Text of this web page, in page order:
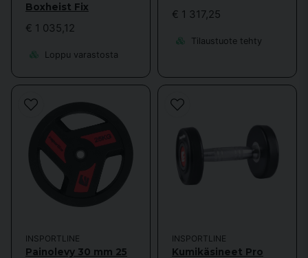
Boxheist Fix
€ 1 035,12
Loppu varastosta
€ 1 317,25
Tilaustuote tehty
INSPORTLINE
Painolevy 30 mm 25
INSPORTLINE
Kumikäsineet Pro